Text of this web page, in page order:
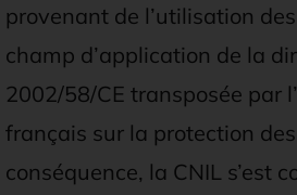
provenant de l’utilisation
champ d’application de la
2002/58/CE transposée par
français sur la protection
conséquence, la CNIL s’est